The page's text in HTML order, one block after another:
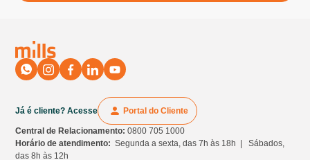
Já é cliente? Acesse Portal do Cliente
Central de Relacionamento:0800 705 1000
Horário de atendimento:Segunda a sexta, das 7h às 18h | Sábados,
das 8h às 12h